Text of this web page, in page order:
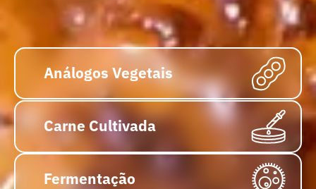
Análogos Vegetais
Carne Cultivada
Fermentação